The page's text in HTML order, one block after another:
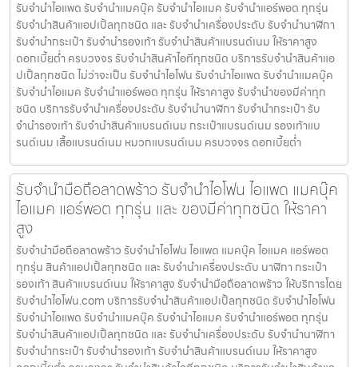
รับจำนำไอแพด รับจำนำแมคบุ๊ค รับจำนำไอแมค รับจำนำแอร์พอต ทุกรุ่น
รับจำนำสินค้าแอปเปิ้ลทุกชนิด และ รับจำนำเครื่องประดับ รับจำนำนาฬิกา
รับจำนำกระเป๋า รับจำนำรองเท้า รับจำนำสินค้าแบรนด์เนม ให้ราคาสูง
ดอกเบี้ยต่ำ ครบวงจร รับจำนำสินค้าไอทีทุกชนิด บริการรับจำนำสินค้าแอ
ปเปิ้ลทุกชนิด ไม่ว่าจะเป็น รับจำนำไอโฟน รับจำนำไอแพด รับจำนำแมคบุ๊ค
รับจำนำไอแมค รับจำนำแอร์พอต ทุกรุ่น ให้ราคาสูง รับจำนำของมีค่าทุก
ชนิด บริการรับจำนำเครื่องประดับ รับจำนำนาฬิกา รับจำนำกระเป๋า รับ
จำนำรองเท้า รับจำนำสินค้าแบรนด์เนม กระเป๋าแบรนด์เนม รองเท้าแบ
รนด์เนม เสื้อแบรนด์เนม หมวกแบรนด์เนม ครบวงจร ดอกเบี้ยต่ำ
รับจำนำมือถือลาดพร้าว รับจำนำไอโฟน ไอแพด แมคบุ๊ค
ไอแมค แอร์พอต ทุกรุ่น และ ของมีค่าทุกชนิด ให้ราคา
สูง
รับจำนำมือถือลาดพร้าว รับจำนำไอโฟน ไอแพด แมคบุ๊ค ไอแมค แอร์พอต
ทุกรุ่น สินค้าแอปเปิ้ลทุกชนิด และ รับจำนำเครื่องประดับ นาฬิกา กระเป๋า
รองเท้า สินค้าแบรนด์เนม ให้ราคาสูง รับจำนำมือถือลาดพร้าว ให้บริการโดย
รับจํานําไอโฟน.com บริการรับจำนำสินค้าแอปเปิ้ลทุกชนิด รับจำนำไอโฟน
รับจำนำไอแพด รับจำนำแมคบุ๊ค รับจำนำไอแมค รับจำนำแอร์พอต ทุกรุ่น
รับจำนำสินค้าแอปเปิ้ลทุกชนิด และ รับจำนำเครื่องประดับ รับจำนำนาฬิกา
รับจำนำกระเป๋า รับจำนำรองเท้า รับจำนำสินค้าแบรนด์เนม ให้ราคาสูง